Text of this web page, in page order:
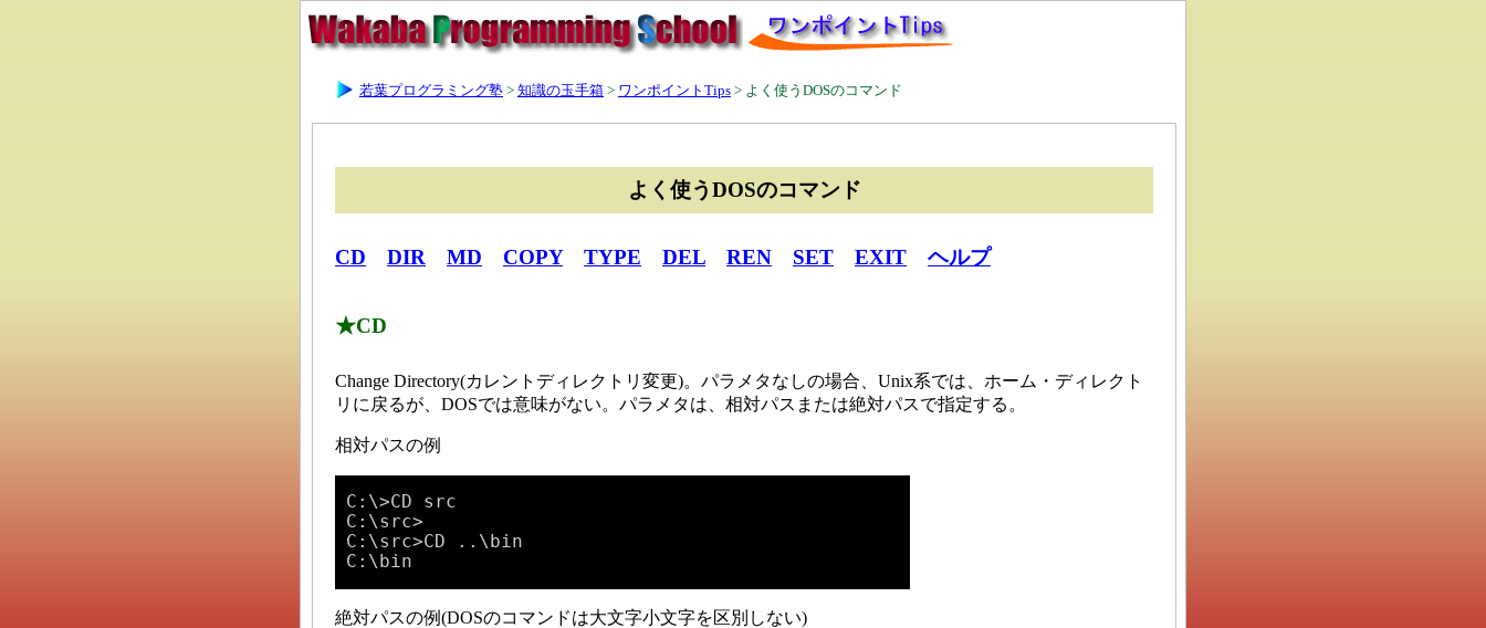
若葉プログラミング塾 > 知識の玉手箱 > ワンポイントTips > よく使うDOSのコマンド
よく使うDOSのコマンド
CD DIR MD COPY TYPE DEL REN SET EXIT ヘルプ
★CD
Change Directory(カレントディレクトリ変更)。パラメタなしの場合、Unix系では、ホーム・ディレクト
リに戻るが、DOSでは意味がない。パラメタは、相対パスまたは絶対パスで指定する。
相対パスの例
C:\>CD src
C:\src>
C:\src>CD ..\bin
C:\bin
絶対パスの例(DOSのコマンドは大文字小文字を区別しない)